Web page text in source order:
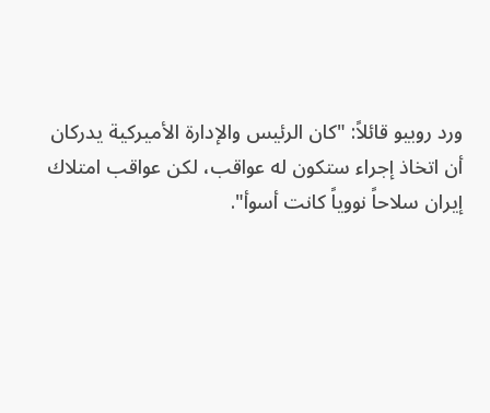
ورد روبيو قائلاً: "كان الرئيس والإدارة الأميركية يدركان
أن اتخاذ إجراء ستكون له عواقب، لكن عواقب امتلاك
إيران سلاحاً نووياً كانت أسوأ".